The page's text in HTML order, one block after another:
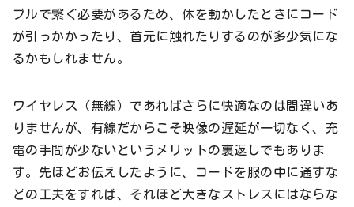
ブルで繋ぐ必要があるため、体を動かしたときにコード
が引っかかったり、首元に触れたりするのが多少気にな
るかもしれません。
ワイヤレス（無線）であればさらに快適なのは間違いあ
りませんが、有線だからこそ映像の遅延が一切なく、充
電の手間が少ないというメリットの裏返しでもありま
す。先ほどお伝えしたように、コードを服の中に通すな
どの工夫をすれば、それほど大きなストレスにはならな